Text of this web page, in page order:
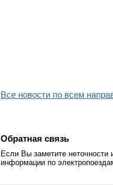
Все новости по всем
Обратная связь
Если Вы заметите неточности
информации по